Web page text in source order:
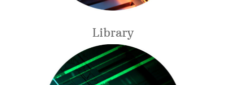
Library